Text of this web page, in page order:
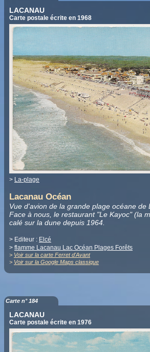
LACANAU
Carte postale écrite en 1968
> La-plage
Lacanau Océan
Vue d'avion de la grande plage océane de
Face à nous, le restaurant "Le Kayoc" (la
calé sur la dune depuis 1964.
> Editeur : Elcé
> flamme Lacanau Lac Océan Plages Forêts
> Voir sur la carte Ferret d'Avant
> Voir sur la Google Maps classique
Carte n° 184
LACANAU
Carte postale écrite en 1976